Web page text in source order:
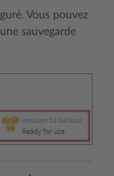
Vous pouvez
sauvegarde